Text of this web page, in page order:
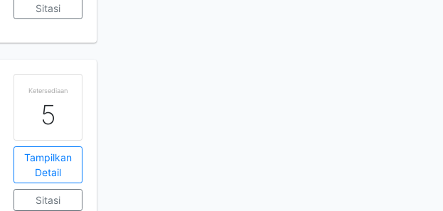
Sitasi
Ketersediaan
5
Tampilkan
Detail
Sitasi